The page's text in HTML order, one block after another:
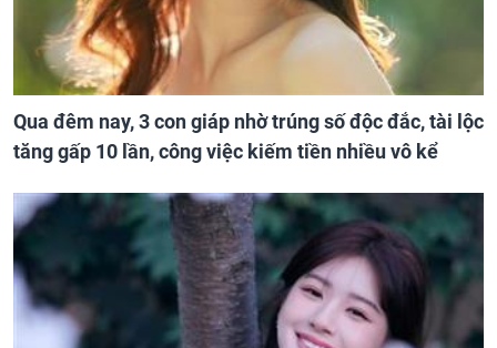
Qua đêm nay, 3 con giáp nhờ trúng số độc đắc, tài lộc
tăng gấp 10 lần, công việc kiếm tiền nhiều vô kể